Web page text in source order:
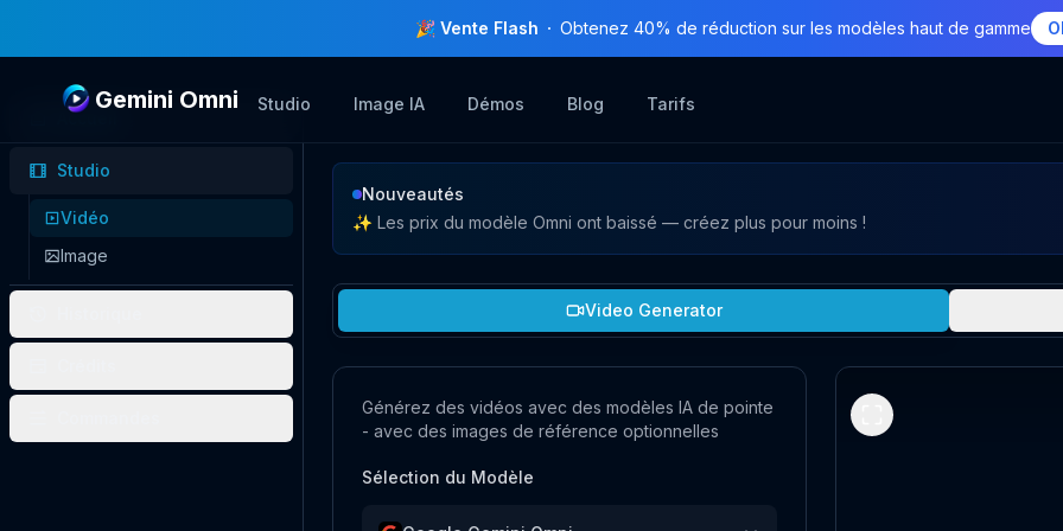
🎉 Vente Flash Obtenez 40% de réduction sur les modèles haut de gamme
Gemini Omni Studio Image IA Démos Blog Tarifs
Accueil
Studio
Vidéo
Image
Video Studio
Nouveautés
✨ Les prix du modèle Omni ont baissé — créez plus pour moins !
Video Generator
Générez des vidéos avec des modèles IA de pointe
- avec des images de référence optionnelles
Sélection du Modèle